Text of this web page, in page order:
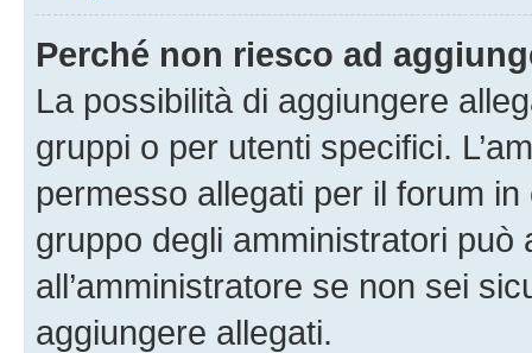
Perché non riesco ad
La possibilità di aggiungere
gruppi o per utenti specifici.
permesso allegati per il forum
gruppo degli amministratori può
all’amministratore se non sei
aggiungere allegati.